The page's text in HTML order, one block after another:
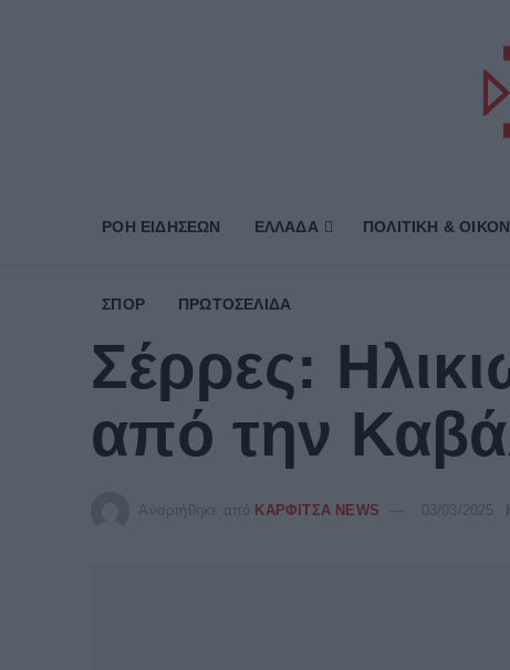
ΡΟΗ ΕΙΔΗΣΕΩΝ ΕΛΛΑΔΑ ΠΟΛΙΤΙΚΗ &
ΣΠΟΡ ΠΡΩΤΟΣΈΛΙΔΑ
Σέρρες:
από την
Αναρτήθηκε από ΚΑΡΦΙΤΣΑ NEWS 03/03/2025